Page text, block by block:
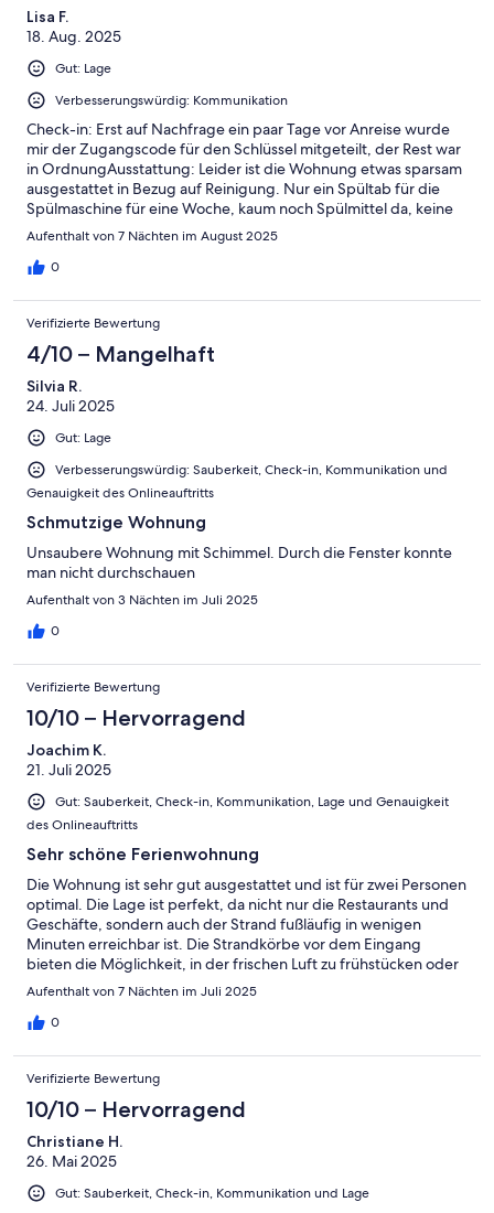
Lisa F.
18. Aug. 2025
Gut: Lage
Verbesserungswürdig: Kommunikation
Check-in: Erst auf Nachfrage ein paar Tage vor Anreise wurde
mir der Zugangscode für den Schlüssel mitgeteilt, der Rest war
in OrdnungAusstattung: Leider ist die Wohnung etwas sparsam
ausgestattet in Bezug auf Reinigung. Nur ein Spültab für die
Spülmaschine für eine Woche, kaum noch Spülmittel da, keine
Handseife im Badezimmer, nur die Mülltüten im Behälter keine
zum Wechseln, reduziertes Toilettenpapier, kein Staubsauger/
Besen oder Handbesen. Für eine Woche und mit dem Sand
ansonsten aber wirklich top
Aufenthalt von 7 Nächten im August 2025
0
Verifizierte Bewertung
4/10 – Mangelhaft
Silvia R.
24. Juli 2025
Gut: Lage
Verbesserungswürdig: Sauberkeit, Check-in, Kommunikation und
Genauigkeit des Onlineauftritts
Schmutzige Wohnung
Unsaubere Wohnung mit Schimmel. Durch die Fenster konnte
man nicht durchschauen
Aufenthalt von 3 Nächten im Juli 2025
0
Verifizierte Bewertung
10/10 – Hervorragend
Joachim K.
21. Juli 2025
Gut: Sauberkeit, Check-in, Kommunikation, Lage und Genauigkeit
des Onlineauftritts
Sehr schöne Ferienwohnung
Die Wohnung ist sehr gut ausgestattet und ist für zwei Personen
optimal. Die Lage ist perfekt, da nicht nur die Restaurants und
Geschäfte, sondern auch der Strand fußläufig in wenigen
Minuten erreichbar ist. Die Strandkörbe vor dem Eingang
bieten die Möglichkeit, in der frischen Luft zu frühstücken oder
Kaffee zu trinken.
Aufenthalt von 7 Nächten im Juli 2025
0
Verifizierte Bewertung
10/10 – Hervorragend
Christiane H.
26. Mai 2025
Gut: Sauberkeit, Check-in, Kommunikation und Lage